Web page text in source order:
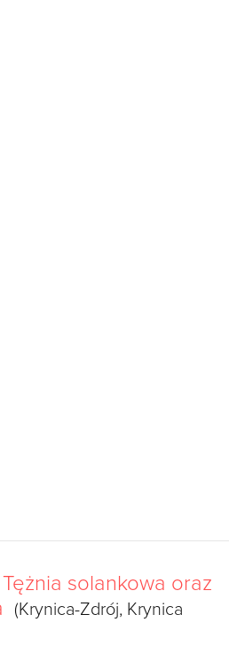
solankowa oraz
(Krynica-Zdrój, Krynica